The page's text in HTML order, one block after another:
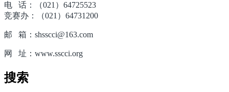
电 话：（021）64725523
竞赛办：（021）64731200
邮 箱：shsscci@163.com
网 址：www.sscci.org
搜索